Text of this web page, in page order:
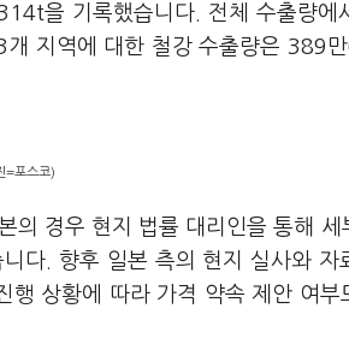
을 기록했습니다. 전체 수출량에
지역에 대한 철강 수출량은 389
=포스코)
의 경우 현지 법률 대리인을 통해 세
다. 향후 일본 측의 현지 실사와 자
상황에 따라 가격 약속 제안 여부